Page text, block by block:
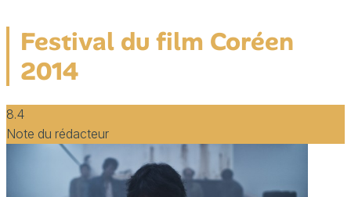
Festival du film Coréen
2014
8.4
Note du rédacteur